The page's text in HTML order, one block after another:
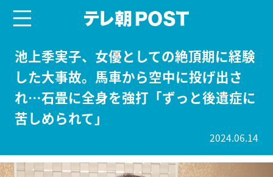
池上季実子、女優としての絶頂期に経験
した大事故。馬車から空中に投げ出さ
れ…石畳に全身を強打「ずっと後遺症に
苦しめられて」
2024.06.14